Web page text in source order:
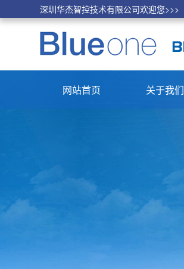
深圳华杰智控技术有限公司欢迎您>>>
网站首页 关于我们